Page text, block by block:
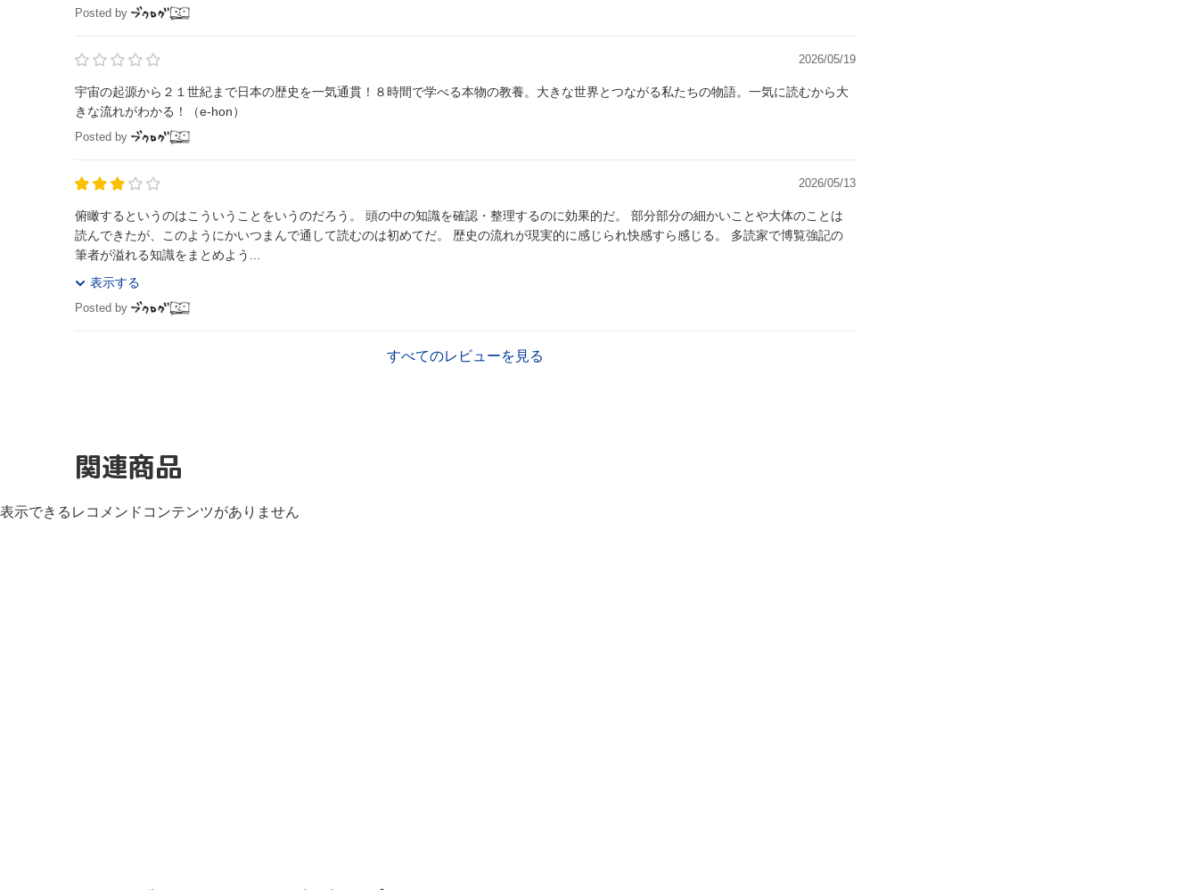
Posted by
2026/05/19
宇宙の起源から２１世紀まで日本の歴史を一気通貫！８時間で学べる本物の教養。大きな世界とつながる私たちの物語。一気に読むから大
きな流れがわかる！（e-hon）
Posted by
2026/05/13
俯瞰するというのはこういうことをいうのだろう。 頭の中の知識を確認・整理するのに効果的だ。 部分部分の細かいことや大体のことは
読んできたが、このようにかいつまんで通して読むのは初めてだ。 歴史の流れが現実的に感じられ快感すら感じる。 多読家で博覧強記の
筆者が溢れる知識をまとめよう...
表示する
Posted by
すべてのレビューを見る
関連商品
表示できるレコメンドコンテンツがありません